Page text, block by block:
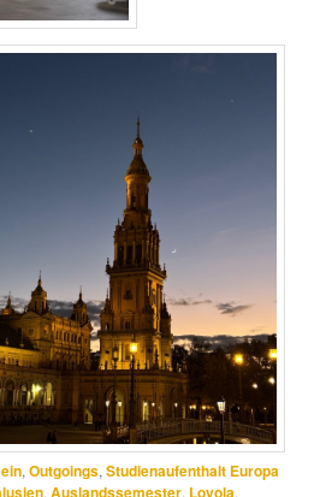
,Outgoings,Studienaufenthalt Europa
,Auslandssemester, Loyola,